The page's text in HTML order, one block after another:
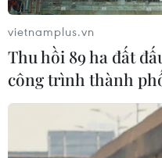
vietnamplus.vn
Thu hồi 89 ha đất
công trình thành